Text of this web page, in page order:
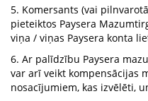
5. Komersants (vai
pieteiktos Paysera
viņa / viņas Paysera konta
6. Ar palīdzību Paysera
var arī veikt kompensācijas
nosacījumiem, kas izvēlēti,